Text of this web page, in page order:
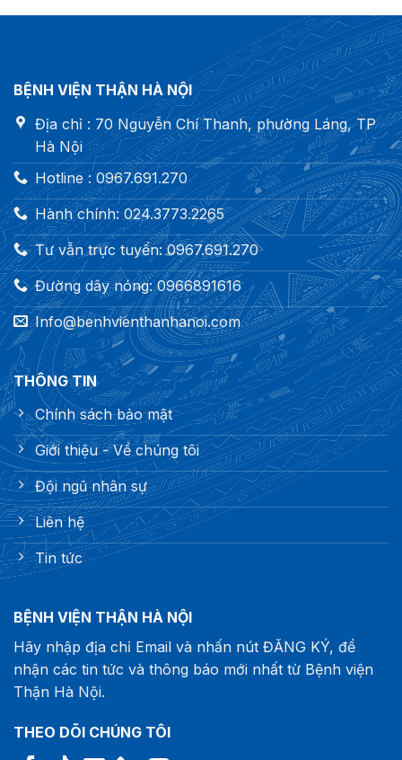
BỆNH VIỆN THẬN HÀ NỘI
Địa chỉ : 70 Nguyễn Chí Thanh, phường Láng, TP
Hà Nội
Hotline : 0967.691.270
Hành chính: 024.3773.2265
Tư vẫn trực tuyến: 0967.691.270
Đường dây nóng: 0966891616
Info@benhvienthanhanoi.com
THÔNG TIN
Chính sách bảo mật
Giới thiệu - Về chúng tôi
Đội ngũ nhân sự
Liên hệ
Tin tức
BỆNH VIỆN THẬN HÀ NỘI
Hãy nhập địa chỉ Email và nhấn nút ĐĂNG KÝ, để
nhận các tin tức và thông báo mới nhất từ Bệnh viện
Thận Hà Nội.
THEO DÕI CHÚNG TÔI